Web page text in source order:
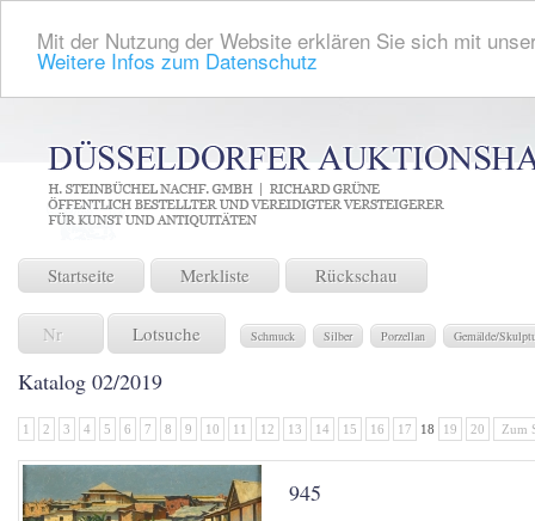
Mit der Nutzung der Website erklären Sie sich mit
Weitere Infos zum Datenschutz
Startseite Merkliste Rückschau
Lotsuche Schmuck Silber Porzellan Gemälde/
Katalog 02/2019
1 2 3 4 5 6 7 8 9 10 11 12 13 14 15 16 17 18 19 20 Zum
945